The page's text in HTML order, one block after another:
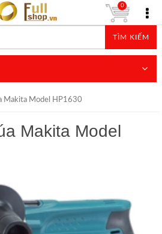
TÌM KIẾM
0
Makita Model HP1630
Makita Model